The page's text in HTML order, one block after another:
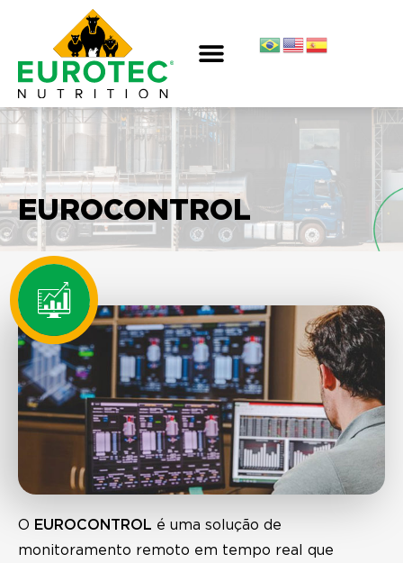
EUROCONTROL
O EUROCONTROL é uma solução de
monitoramento remoto em tempo real que